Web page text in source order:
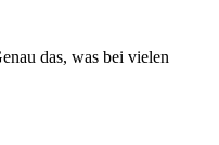
das, was bei vielen